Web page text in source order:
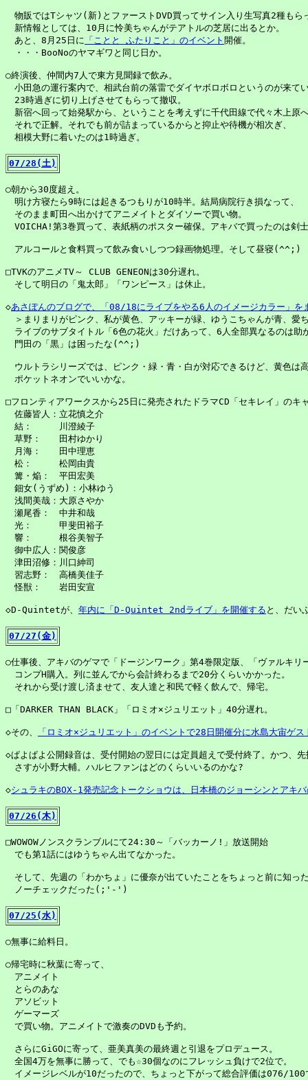
物販ではTシャツ(新)とファーストDVD買ってサイン入り生写真2種もら
新情報としては、10月に怜美ちゃんがテアトルの芝居に出るとか。
あと、8月25日に 「ことと ふたりこと」のイベント 開催。
・・・BooNoのヤマギワと同じ日か。
○終演後、仲間内7人で東方見聞録で飲み。
小田急の運行案内で、相武台前の落雷でダイヤボロボロというのが来て
23時過ぎに切り上げさせてもらって撤収。
新宿へ回って始発駅から、ということを考えずに千代田線で代々木上原
それで正解。それでも前が詰まっているからと抑止や待機が相次ぎ、
相模大野に着いたのは1時過ぎ。
07/28(土)
○朝から30度超え。
明け方寝たら9時には起きるつもりが10時半。結局病院行き損なって、
そのまま町田へ出かけてアニメイトとダイソーで買い物。
VOICHA!第3巻買って、表紙柄のポスター確保。アキバで買ったのは剣
アルコールと食料買って飲み食いしつつ録画物処理。そして昼寝(^^;)
□TVKのアニメTV～ CLUB GENEONは30分遅れ。
そして明日の「鬼太郎」「ワンピース」は休止。
◇あさぽんのブログで、「08/18にライブをやる6人のイメージカラー」を
＞まりまりがピンク、私が黄色、アッキーが緑、ゆうこちゃんが青、愛
ライブのサブタイトル「6色の花火」だけあって、6人全部異なるのは助
門田の「黒」は困ったな(^^;)
ウルトラシリーズでは、ピンク・緑・青・白が対応できるけど、黄色は
ポケットネオンでいいかな。
□フロンティアワークスから25日に発売されたドラマCD「セキレイ」のキ
佐藤皆人：立花慎之介
結：　　　川澄綾子
草野：　　田村ゆかり
月海：　　田中理恵
松：　　　松岡由貴
篝・焔：　平田宏美
鈿女(うずめ)：小林ゆう
浅間美哉：大原さやか
瀬尾香：　中井和哉
光：　　　甲斐田裕子
響：　　　根谷美智子
御中広人：関俊彦
津田沼修：川口紳司
習志野：　高橋美佳子
怪獣：　　岩田安宣
◇D-Quintetが、 年内に「D-Quintet 2ndライブ」を開催する と、だい
07/27(金)
○仕事後、アキバのゲマで「ドージンワーク」第4巻限定版、「ヴァルキリ
コンプH購入。列に並んでから会計終わるまで20分くらいかかった。
それから受け渡し済ませて、友人達と和民で軽く飲んで、帰宅。
□「DARKER THAN BLACK」「ロミオ×ジュリエット」40分遅れ。
◇その、 「ロミオ×ジュリエット」のイベントで28日開催分に水島大宙ゲス
◇ぱよぱよ公開録音は、受付開始の翌日には定員超えで受付終了。かつ、先
さすが小野大輔。ハルヒファンはどのくらいいるのかな?
◇シュラキのBOX-1発売記念トークショウは、日本橋のジョーシンとアキ
07/26(木)
□WOWOWノンスクランブルにて24:30～「バッカーノ!」放送開始
でも第1話にはゆうちゃん出てなかった。
そして、先週の「わかちょ」に優奈が出ていたことをちょっと前に知っ
ノーチェックだった(;'-')
07/25(水)
○無事に給料日。
○帰宅時に秋葉に寄って、
アニメイト
とらのあな
アソビット
ゲーマーズ
で買い物。アニメイトで激奏のDVDも予約。
さらにGiGOに寄って、亜美真美の最終週と引退をプロデュース。
全国4万を無事に勝って、でも☆30個なのにフレッシュ負けで2位で。
イメージレベルが10だったので、ちょっと下がって総合評価は076/